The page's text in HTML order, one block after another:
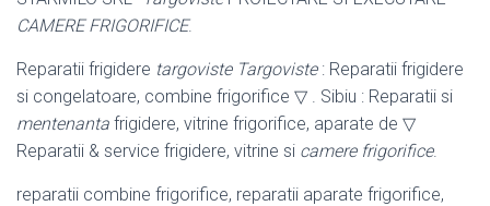
CAMERE FRIGORIFICE.
Reparatii frigidere targoviste Targoviste: Reparatii frigidere
si congelatoare, combine frigorifice ▽ . Sibiu : Reparatii si
mentenanta frigidere, vitrine frigorifice, aparate de ▽
Reparatii & service frigidere, vitrine si camere frigorifice.
reparatii combine frigorifice, reparatii aparate frigorifice,